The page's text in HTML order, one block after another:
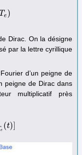
e )
Te )
Dirac. On la désigne
par la lettre cyrillique
d’un peigne de
peigne de Dirac dans
multiplicatif près
e (t)]